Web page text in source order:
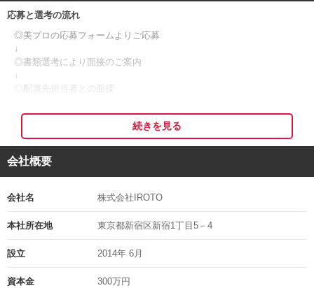
＊＊こんな方はぜひご応募ください＊＊
・ヘアセットが好きな方、できる方歓迎
・メイクにも興味がある方歓迎
上に当てはまるような方を特に求めています。
職場は「好き」を仕事にしている人ばかりのため、皆イキイキと活躍
中♪
働き方はそれぞれなので、皆でサポートし合っており和気あいあいと
した雰囲気です。
お客様はオシャレな方が多数！
IROTOの他社様とは違う着物レンタルは、インスタグラムを確認いた
だければわかると思います。
@iroto_ayakokamiya_】
応募と選考の流れ
◎美プロの応募フォームよりご応募
↓
◎書類選考により面接のご案内
↓
◎配属先担当者との面接
◎採用決定
◎入社
※応募者多数の場合、書類選考を通過された方のみにご連絡する可能
す。
※面接日等は考慮しますのでご相談ください。
〒160-0022 東京都新宿区新宿１丁目５−４ YKBマイクガーデン401
続きを見る
会社概要
会社名 株式会社IROTO
本社所在地 東京都新宿区新宿1丁目5－4
設立 2014年 6月
資本金 300万円